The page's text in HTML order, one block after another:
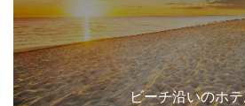
ビーチ沿いのホ